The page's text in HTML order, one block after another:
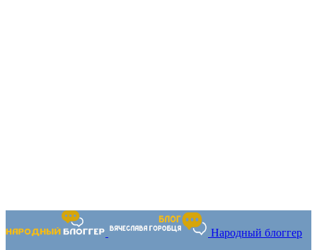
Народный блоггер